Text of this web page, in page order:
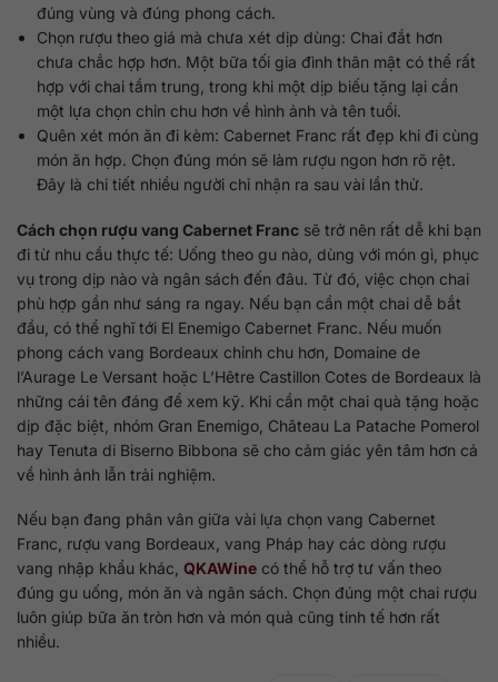
đúng vùng và đúng phong cách.
Chọn rượu theo giá mà chưa xét dịp dùng: Chai đắt hơn
chưa chắc hợp hơn. Một bữa tối gia đình thân mật có thể rất
hợp với chai tầm trung, trong khi một dịp biếu tặng lại cần
một lựa chọn chỉn chu hơn về hình ảnh và tên tuổi.
Quên xét món ăn đi kèm: Cabernet Franc rất đẹp khi đi cùng
món ăn hợp. Chọn đúng món sẽ làm rượu ngon hơn rõ rệt.
Đây là chi tiết nhiều người chỉ nhận ra sau vài lần thử.
Cách chọn rượu vang Cabernet Franc sẽ trở nên rất dễ khi bạn
đi từ nhu cầu thực tế: Uống theo gu nào, dùng với món gì, phục
vụ trong dịp nào và ngân sách đến đâu. Từ đó, việc chọn chai
phù hợp gần như sáng ra ngay. Nếu bạn cần một chai dễ bắt
đầu, có thể nghĩ tới El Enemigo Cabernet Franc. Nếu muốn
phong cách vang Bordeaux chỉnh chu hơn, Domaine de
l’Aurage Le Versant hoặc L’Hêtre Castillon Cotes de Bordeaux là
những cái tên đáng để xem kỹ. Khi cần một chai quà tặng hoặc
dịp đặc biệt, nhóm Gran Enemigo, Château La Patache Pomerol
hay Tenuta di Biserno Bibbona sẽ cho cảm giác yên tâm hơn cả
về hình ảnh lẫn trải nghiệm.
Nếu bạn đang phân vân giữa vài lựa chọn vang Cabernet
Franc, rượu vang Bordeaux, vang Pháp hay các dòng rượu
vang nhập khẩu khác, QKAWine có thể hỗ trợ tư vấn theo
đúng gu uống, món ăn và ngân sách. Chọn đúng một chai rượu
luôn giúp bữa ăn tròn hơn và món quà cũng tinh tế hơn rất
nhiều.